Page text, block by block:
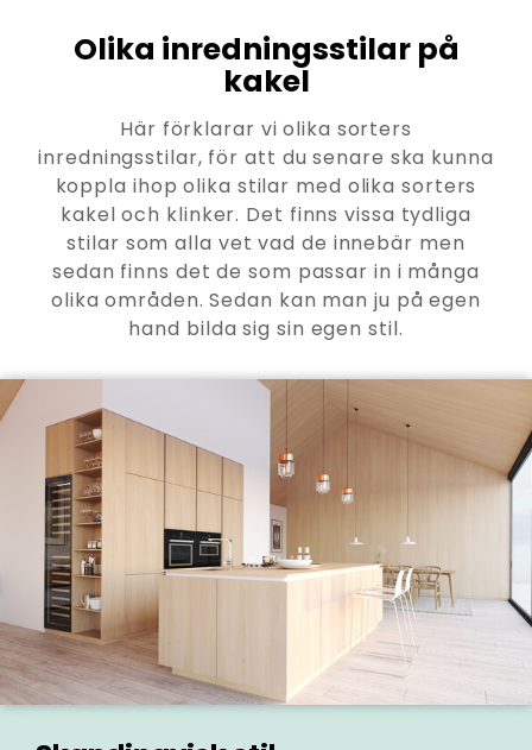
Olika inredningsstilar på
kakel
Här förklarar vi olika sorters
inredningsstilar, för att du senare ska kunna
koppla ihop olika stilar med olika sorters
kakel och klinker. Det finns vissa tydliga
stilar som alla vet vad de innebär men
sedan finns det de som passar in i många
olika områden. Sedan kan man ju på egen
hand bilda sig sin egen stil.